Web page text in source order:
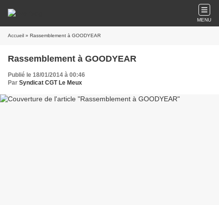
MENU
Accueil » Rassemblement à GOODYEAR
Rassemblement à GOODYEAR
Publié le 18/01/2014 à 00:46
Par Syndicat CGT Le Meux